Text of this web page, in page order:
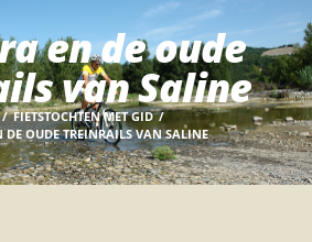
en de oude
van Saline
FIETSTOCHTEN MET GID
DE OUDE TREINRAILS VAN SALINE